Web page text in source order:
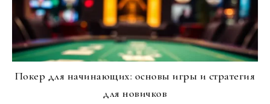
Покер для начинающих: основы игры и стратегия
для новичков